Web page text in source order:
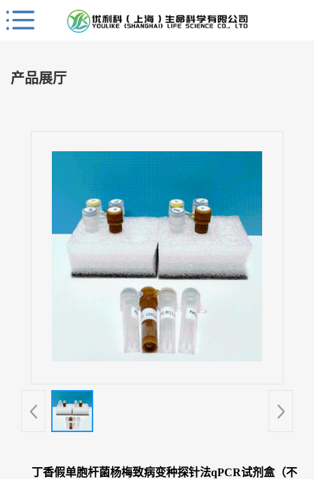
Close
首
产品展厅
丁香假单胞杆菌杨梅致病变种探针法qPCR试剂盒（不